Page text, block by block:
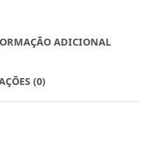
ADICIONAL
(0)